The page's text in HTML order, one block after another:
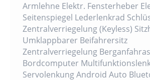
Armlehne Elektr. Fensterheber
Seitenspiegel Lederlenkrad
Zentralverriegelung (Keyless)
Umklappbarer Beifahrersitz
Zentralverriegelung
Bordcomputer
Servolenkung Android Auto